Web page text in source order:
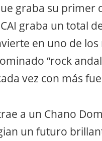
graba su primer
graba un total
en uno de
“rock
vez con más
a un Chano
un futuro